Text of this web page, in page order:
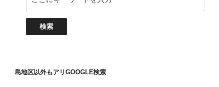
島地区以外もアリGOOGLE検索